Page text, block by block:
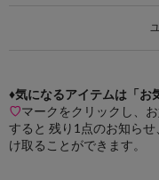
♦気になるアイテムは「お
♡マークをクリックし、
すると 残り1点のお知ら
け取ることができます。